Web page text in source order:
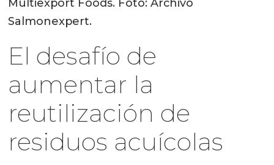
Multiexport Foods. Foto: Archivo
Salmonexpert.
El desafío de
aumentar la
reutilización de
residuos acuícolas